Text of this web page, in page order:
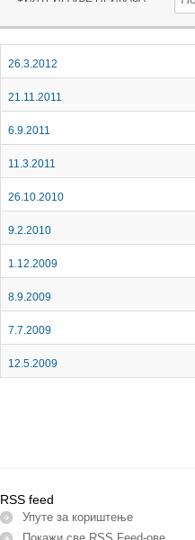
26.3.2012
21.11.2011
6.9.2011
11.3.2011
26.10.2010
9.2.2010
1.12.2009
8.9.2009
7.7.2009
12.5.2009
RSS feed
Упуте за кориштење